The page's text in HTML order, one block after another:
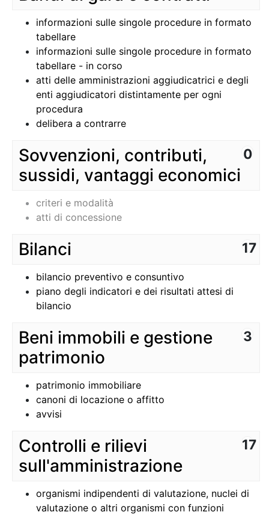
informazioni sulle singole procedure in formato
tabellare
informazioni sulle singole procedure in formato
tabellare - in corso
atti delle amministrazioni aggiudicatrici e degli
enti aggiudicatori distintamente per ogni
procedura
delibera a contrarre
0
Sovvenzioni, contributi,
sussidi, vantaggi economici
criteri e modalità
atti di concessione
17
Bilanci
bilancio preventivo e consuntivo
piano degli indicatori e dei risultati attesi di
bilancio
3
Beni immobili e gestione
patrimonio
patrimonio immobiliare
canoni di locazione o affitto
avvisi
17
Controlli e rilievi
sull'amministrazione
organismi indipendenti di valutazione, nuclei di
valutazione o altri organismi con funzioni